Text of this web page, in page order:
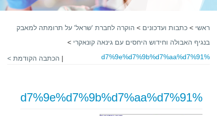
ראשי > כתבות ועדכונים > הוקרה לחברת 'שראל' על תרומתה למאבק
בנגיף האבולה וחידוש היחסים עם גינאה קונאקרי >
%d7%9e%d7%9b%d7%aa%d7%91
| הכתבה הקודמת >
%d7%9e%d7%9b%d7%aa%d7%91